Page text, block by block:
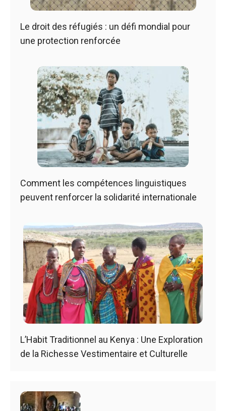
Le droit des réfugiés : un défi mondial pour
une protection renforcée
Comment les compétences linguistiques
peuvent renforcer la solidarité internationale
L’Habit Traditionnel au Kenya : Une Exploration
de la Richesse Vestimentaire et Culturelle